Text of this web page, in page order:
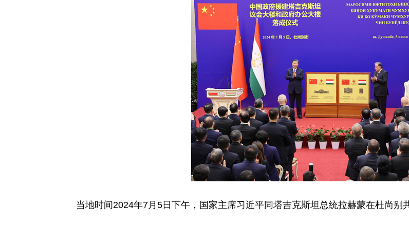
当地时间2024年7月5日下午，国家主席习近平同塔吉克斯坦总统拉赫蒙在杜尚别